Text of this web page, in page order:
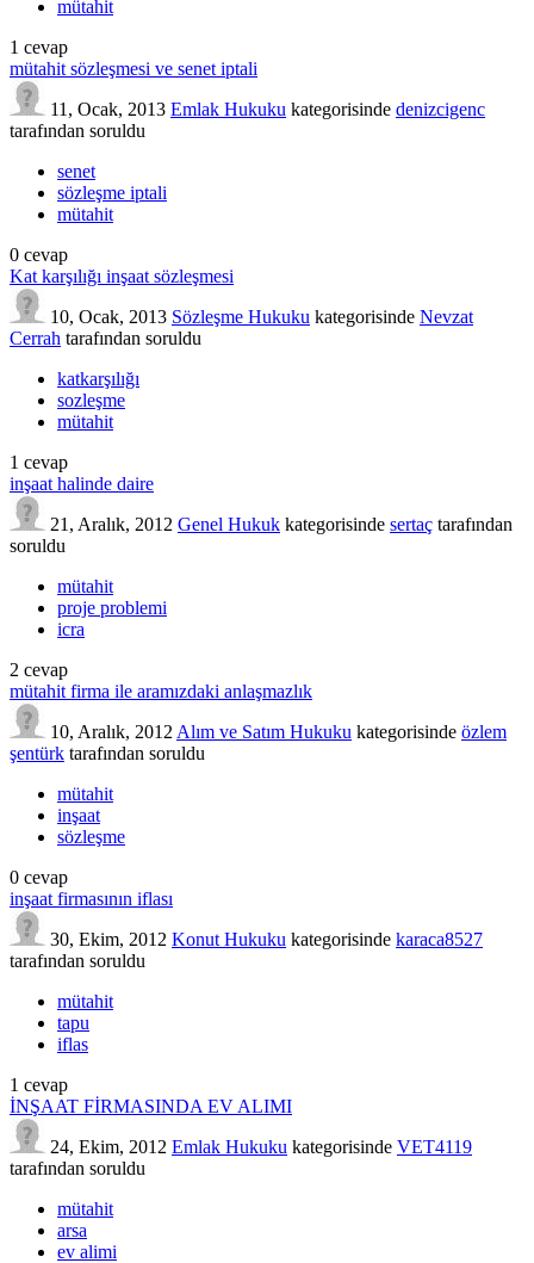
mütahit
1 cevap
mütahit sözleşmesi ve senet iptali
11, Ocak, 2013 Emlak Hukuku kategorisinde denizcigenc
tarafından soruldu
senet
sözleşme iptali
mütahit
0 cevap
Kat karşılığı inşaat sözleşmesi
10, Ocak, 2013 Sözleşme Hukuku kategorisinde Nevzat
Cerrah tarafından soruldu
katkarşılığı
sozleşme
mütahit
1 cevap
inşaat halinde daire
21, Aralık, 2012 Genel Hukuk kategorisinde sertaç tarafından
soruldu
mütahit
proje problemi
icra
2 cevap
mütahit firma ile aramızdaki anlaşmazlık
10, Aralık, 2012 Alım ve Satım Hukuku kategorisinde özlem
şentürk tarafından soruldu
mütahit
inşaat
sözleşme
0 cevap
inşaat firmasının iflası
30, Ekim, 2012 Konut Hukuku kategorisinde karaca8527
tarafından soruldu
mütahit
tapu
iflas
1 cevap
İNŞAAT FİRMASINDA EV ALIMI
24, Ekim, 2012 Emlak Hukuku kategorisinde VET4119
tarafından soruldu
mütahit
arsa
ev alimi